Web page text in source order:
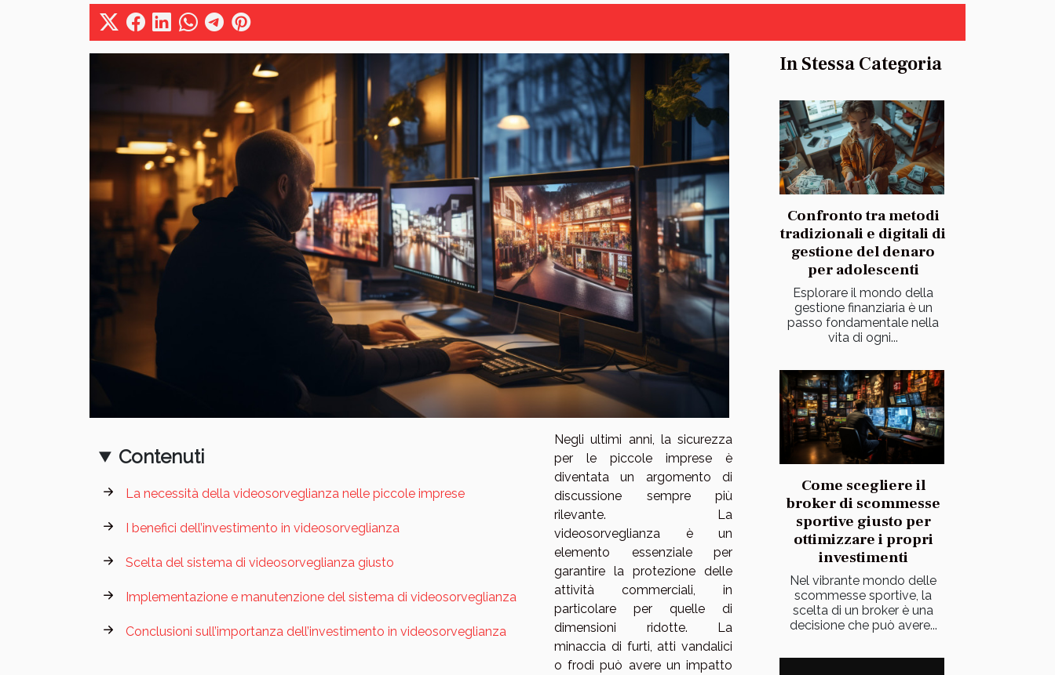
Contenuti
La necessità della videosorveglianza nelle piccole imprese
I benefici dell’investimento in videosorveglianza
Scelta del sistema di videosorveglianza giusto
Implementazione e manutenzione del sistema di videosorveglianza
Conclusioni sull’importanza dell’investimento in videosorveglianza
Negli ultimi anni, la sicurezza
per le piccole imprese è
diventata un argomento di
discussione sempre più
rilevante. La
videosorveglianza è un
elemento essenziale per
garantire la protezione delle
attività commerciali, in
particolare per quelle di
dimensioni ridotte. La
minaccia di furti, atti vandalici
o frodi può avere un impatto
In Stessa Categoria
Confronto tra metodi
tradizionali e digitali di
gestione del denaro
per adolescenti
Esplorare il mondo della
gestione finanziaria è un
passo fondamentale nella
vita di ogni...
Come scegliere il
broker di scommesse
sportive giusto per
ottimizzare i propri
investimenti
Nel vibrante mondo delle
scommesse sportive, la
scelta di un broker è una
decisione che può avere...